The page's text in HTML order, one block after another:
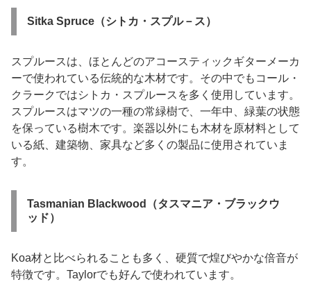
Sitka Spruce（シトカ・スプル－ス）
スプルースは、ほとんどのアコースティックギターメーカ
ーで使われている伝統的な木材です。その中でもコール・
クラークではシトカ・スプルースを多く使用しています。
スプルースはマツの一種の常緑樹で、一年中、緑葉の状態
を保っている樹木です。楽器以外にも木材を原材料として
いる紙、建築物、家具など多くの製品に使用されていま
す。
Tasmanian Blackwood（タスマニア・ブラックウ
ッド）
Koa材と比べられることも多く、硬質で煌びやかな倍音が
特徴です。Taylorでも好んで使われています。